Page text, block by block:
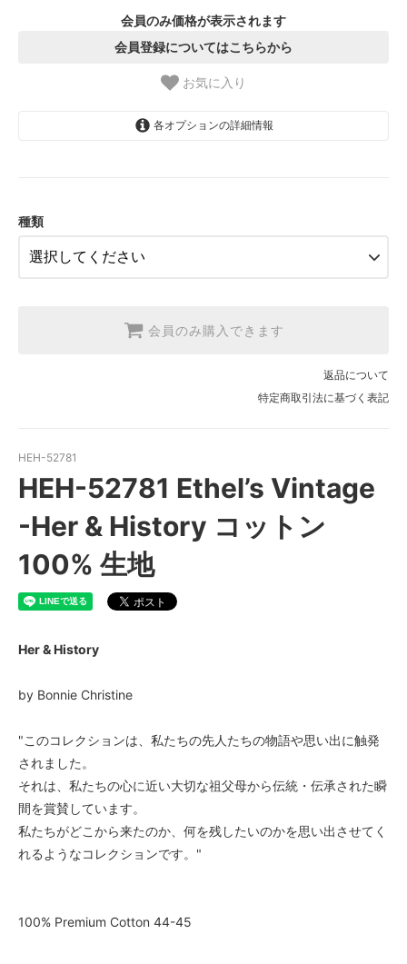
会員のみ価格が表示されます
会員登録についてはこちらから
お気に入り
各オプションの詳細情報
【2026/9/20〆10月発送予定分】
種類
会員のみ購入できます
返品について
特定商取引法に基づく表記
HEH-52781
HEH-52781 Ethel’s Vintage
-Her & History コットン
100% 生地
Her & History
by Bonnie Christine
"このコレクションは、私たちの先人たちの物語や思い出に触発
されました。
それは、私たちの心に近い大切な祖父母から伝統・伝承された瞬
間を賞賛しています。
私たちがどこから来たのか、何を残したいのかを思い出させてく
れるようなコレクションです。"
100% Premium Cotton 44-45